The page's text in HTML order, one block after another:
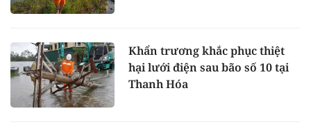
Khẩn trương khắc phục thiệt
hại lưới điện sau bão số 10 tại
Thanh Hóa